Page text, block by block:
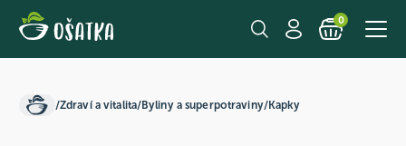
0
/Zdraví a vitalita/Byliny a superpotraviny/Kapky